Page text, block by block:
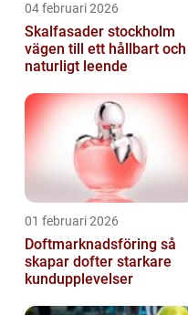
04 februari 2026
Skalfasader stockholm
vägen till ett hållbart och
naturligt leende
01 februari 2026
Doftmarknadsföring så
skapar dofter starkare
kundupplevelser